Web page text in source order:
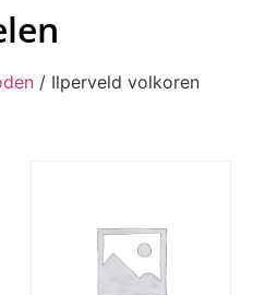
/ Ilperveld volkoren